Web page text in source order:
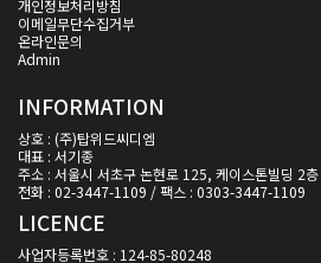
개인정보처리방침
이메일무단수집거부
온라인문의
Admin
INFORMATION
상호 : (주)탑위드씨디엠
대표 : 서기종
주소 : 서울시 서초구 논현로 125, 케이스톤빌딩 2층
전화 : 02-3447-1109 / 팩스 : 0303-3447-1109
LICENCE
사업자등록번호 : 124-85-80248